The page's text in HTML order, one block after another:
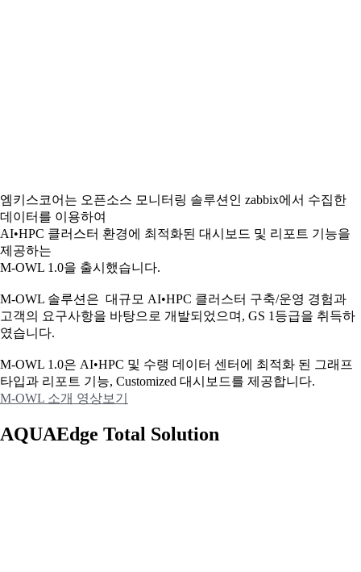
엠키스코어는 오픈소스 모니터링 솔루션인 zabbix에서 수집한
데이터를 이용하여
AI•HPC 클러스터 환경에 최적화된 대시보드 및 리포트 기능을
제공하는
M-OWL 1.0을 출시했습니다.
M-OWL 솔루션은 대규모 AI•HPC 클러스터 구축/운영 경험과
고객의 요구사항을 바탕으로 개발되었으며, GS 1등급을 취득하
였습니다.
M-OWL 1.0은 AI•HPC 및 수랭 데이터 센터에 최적화 된 그래프
타입과 리포트 기능, Customized 대시보드를 제공합니다.
M-OWL 소개 영상보기
AQUAEdge Total Solution